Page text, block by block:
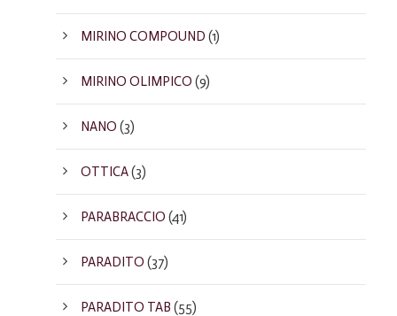
MIRINO COMPOUND (1)
MIRINO OLIMPICO (9)
NANO (3)
OTTICA(3)
PARABRACCIO (41)
PARADITO (37)
PARADITO TAB (55)